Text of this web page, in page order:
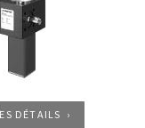
DÉTAILS